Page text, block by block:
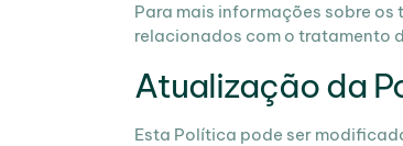
Para mais informações sobre
relacionados com o tratamento
Atualização da
Esta Política pode ser